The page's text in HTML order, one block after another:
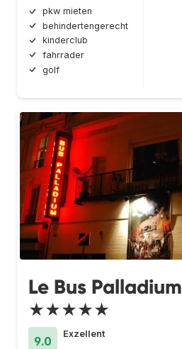
pkw mieten
behindertengerecht
kinderclub
fahrräder
golf
Le Bus Palladium
★★★★★
9.0
Exzellent